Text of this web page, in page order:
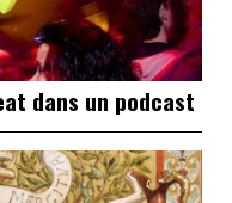
dans un podcast